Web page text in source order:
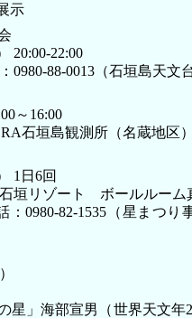
示
20:00-22:00
88-0013（石垣島天文台
～16:00
石垣島観測所（名蔵地区）
1日6回
垣リゾート ボールルーム
0980-82-1535（星まつり
星」海部宣男（世界天文年